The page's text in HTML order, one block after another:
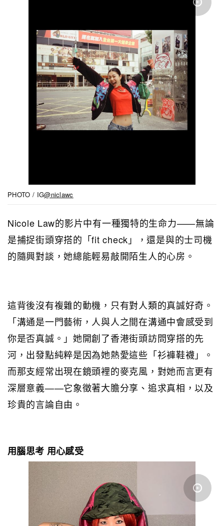
PHOTO / IG@niclawc
Nicole Law的影片中有一種獨特的生命力——無論
是捕捉街頭穿搭的「fit check」，還是與的士司機
的隨興對談，她總能輕易敲開陌生人的心房。
這背後沒有複雜的動機，只有對人類的真誠好奇。
「溝通是一門藝術，人與人之間在溝通中會感受到
你是否真誠。」她開創了香港街頭訪問穿搭的先
河，出發點純粹是因為她熱愛這些「衫褲鞋襪」。
而那支經常出現在鏡頭裡的麥克風，對她而言更有
深層意義——它象徵著大膽分享、追求真相，以及
珍貴的言論自由。
用腦思考 用心感受